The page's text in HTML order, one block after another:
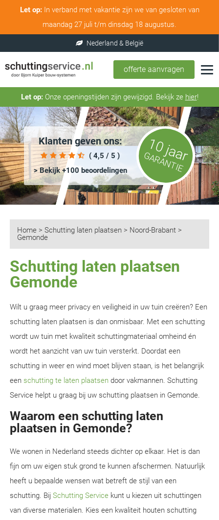
Let op:In verband met vakantie zijn we van gesloten van
maandag 27 juli t/m dinsdag 18 augustus.
offerte aanvragen
Let op:Onze openingstijden zijn gewijzigd. Bekijk ze hier!
Klanten geven ons:
( 4,5 / 5 )
> Bekijk +100 beoordelingen
10 jaar
GARANTIE
Home > Schutting laten plaatsen > Noord-Brabant >
Gemonde
Schutting laten plaatsen
Gemonde
Wilt u graag meer privacy en veiligheid in uw tuin creëren? Een
schutting laten plaatsen is dan onmisbaar. Met een schutting
wordt uw tuin met kwaliteit schuttingmateriaal omheind én
wordt het aanzicht van uw tuin versterkt. Doordat een
schutting in weer en wind moet blijven staan, is het belangrijk
een schutting te laten plaatsen door vakmannen. Schutting
Service helpt u graag bij uw schutting plaatsen in Gemonde.
Waarom een schutting laten
plaatsen in Gemonde?
We wonen in Nederland steeds dichter op elkaar. Het is dan
fijn om uw eigen stuk grond te kunnen afschermen. Natuurlijk
heeft u bepaalde wensen wat betreft de stijl van een
schutting. Bij Schutting Service kunt u kiezen uit schuttingen
van diverse materialen. Kies een kwaliteit houten schutting